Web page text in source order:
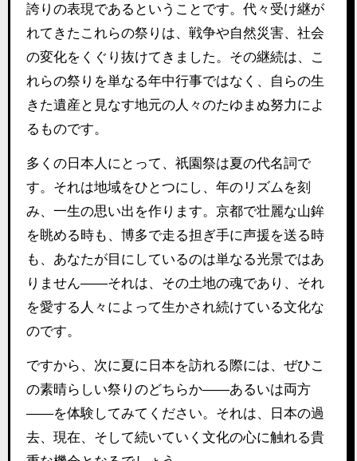
誇りの表現であるということです。代々受け継が
れてきたこれらの祭りは、戦争や自然災害、社会
の変化をくぐり抜けてきました。その継続は、こ
れらの祭りを単なる年中行事ではなく、自らの生
きた遺産と見なす地元の人々のたゆまぬ努力によ
るものです。
多くの日本人にとって、祇園祭は夏の代名詞で
す。それは地域をひとつにし、年のリズムを刻
み、一生の思い出を作ります。京都で壮麗な山鉾
を眺める時も、博多で走る担ぎ手に声援を送る時
も、あなたが目にしているのは単なる光景ではあ
りません――それは、その土地の魂であり、それ
を愛する人々によって生かされ続けている文化な
のです。
ですから、次に夏に日本を訪れる際には、ぜひこ
の素晴らしい祭りのどちらか――あるいは両方
――を体験してみてください。それは、日本の過
去、現在、そして続いていく文化の心に触れる貴